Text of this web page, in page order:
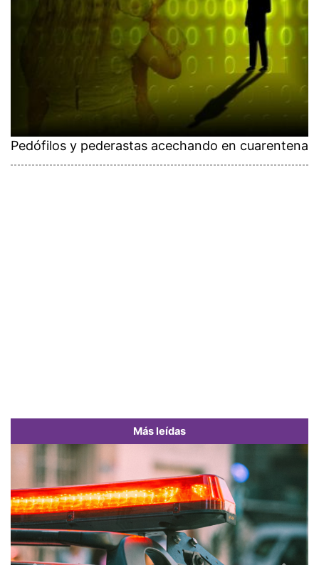
Pedófilos y pederastas acechando en cuarentena
Más leídas